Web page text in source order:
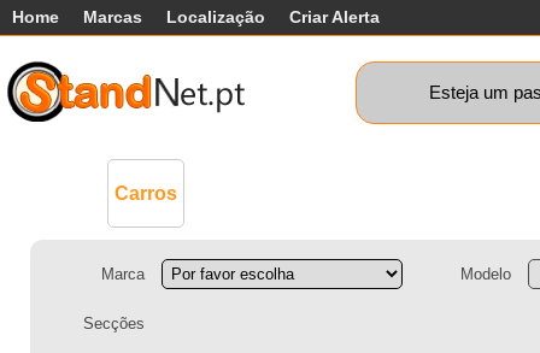
Home Marcas Localização Criar Alerta
Esteja um
Carros
Marca Modelo
Secções